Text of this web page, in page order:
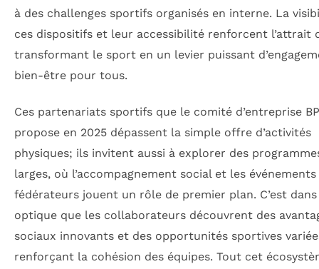
à des challenges sportifs organisés en interne. La
ces dispositifs et leur accessibilité renforcent l’attrait
transformant le sport en un levier puissant
bien-être pour tous.
Ces partenariats sportifs que le comité d’entreprise
propose en 2025 dépassent la simple offre d’activités
physiques; ils invitent aussi à explorer des
larges, où l’accompagnement social et les événements
fédérateurs jouent un rôle de premier plan. C’est
optique que les collaborateurs découvrent des
sociaux innovants et des opportunités sportives
renforçant la cohésion des équipes. Tout cet